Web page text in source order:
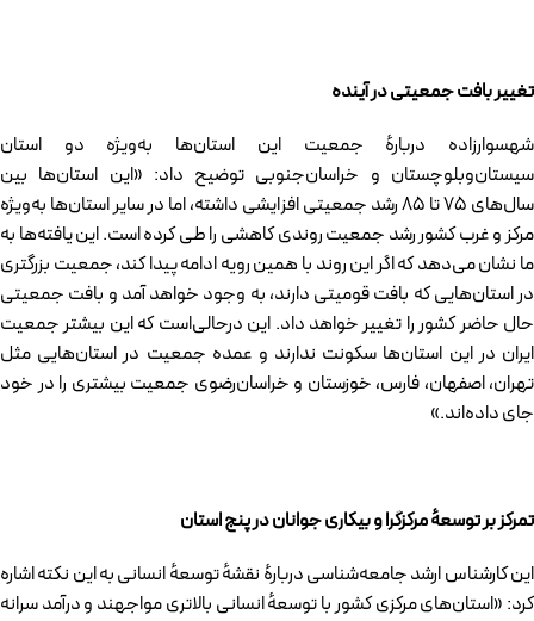
تغییر بافت جمعیتی در آینده
شهسوارزاده دربارهٔ جمعیت این استان‌ها به‌ویژه دو استان
سیستان‌وبلوچستان و خراسان‌جنوبی توضیح داد: «این استان‌ها بین
سال‌های ۷۵ تا ۸۵ رشد جمعیتی افزایشی داشته، اما در سایر استان‌ها به‌ویژه
مرکز و غرب کشور رشد جمعیت روندی کاهشی را طی کرده است. این یافته‌ها به
ما نشان می‌دهد که اگر این روند با همین رویه ادامه پیدا کند، جمعیت بزرگتری
در استان‌هایی که بافت قومیتی دارند، به وجود خواهد آمد و بافت جمعیتی
حال حاضر کشور را تغییر خواهد داد. این درحالی‌است که این بیشتر جمعیت
ایران در این استان‌ها سکونت ندارند و عمده جمعیت در استان‌هایی مثل
تهران، اصفهان، فارس، خوزستان و خراسان‌رضوی جمعیت بیشتری را در خود
جای داده‌اند.»
تمرکز بر توسعهمرکزگرا و بیکاری جوانان در پنج استان
این کارشناس ارشد جامعه‌شناسی دربارهٔ نقشهٔ توسعهٔ انسانی به این نکته اشاره
کرد: «استان‌های مرکزی کشور با توسعهٔ انسانی بالاتری مواجهند و درآمد سرانه